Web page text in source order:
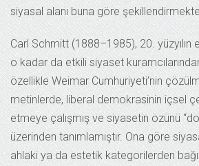
siyasal alanı buna göre
Carl Schmitt (1888–1985), 20. yüzyılın
o kadar da etkili siyaset
özellikle Weimar Cumhuriyeti’nin
metinlerde, liberal demokrasinin içsel
etmeye çalışmış ve siyasetin özünü
üzerinden tanımlamıştır. Ona göre
ahlaki ya da estetik kategorilerden